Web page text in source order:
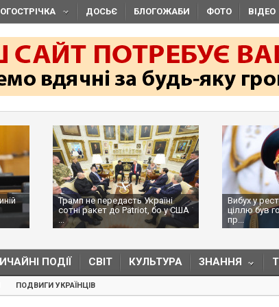
ДОСЬЄ БЛОГОЖАБИ ФОТО ВІДЕО
Трамп не передасть Україні
сотні ракет до Patriot, бо у США
...
Вибух у
ціллю був
пр...
ПОДІЇ СВІТ КУЛЬТУРА ЗНАННЯ
ПОДВИГИ УКРАЇНЦІВ